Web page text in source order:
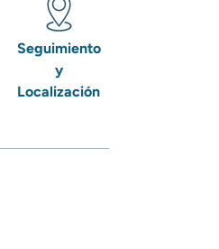
Seguimiento
y
Localización